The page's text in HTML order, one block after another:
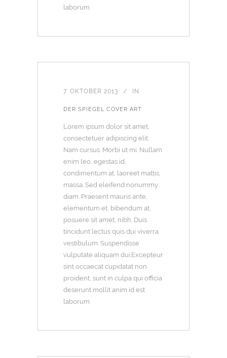
laborum
7. OKTOBER 2013 IN
DER SPIEGEL COVER ART
Lorem ipsum dolor sit amet,
consectetuer adipiscing elit.
Nam cursus. Morbi ut mi. Nullam
enim leo, egestas id,
condimentum at, laoreet mattis,
massa. Sed eleifend nonummy
diam. Praesent mauris ante,
elementum et, bibendum at,
posuere sit amet, nibh. Duis
tincidunt lectus quis dui viverra
vestibulum. Suspendisse
vulputate aliquam dui.Excepteur
sint occaecat cupidatat non
proident, sunt in culpa qui officia
deserunt mollit anim id est
laborum